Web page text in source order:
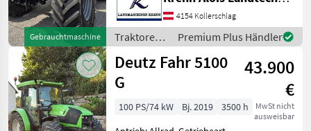
Gebrauchtmaschine
540E/1000/1000E,
Höchstgeschwindigkeit in
km/h: 50 km/h, Aufladung
4154 Kollerschlag
Traktoren /
Deutz Fahr
Premium Plus Händler
Deutz Fahr 5100
G
43.900
€
MwSt nicht
ausweisbar
100 PS/74 kW Bj. 2019
3500 h